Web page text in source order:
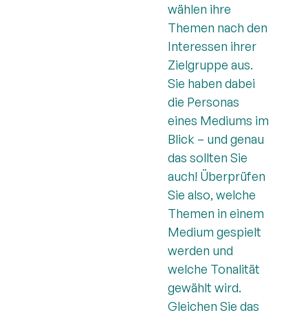
wählen ihre
Themen nach den
Interessen ihrer
Zielgruppe aus.
Sie haben dabei
die Personas
eines Mediums im
Blick – und genau
das sollten Sie
auch! Überprüfen
Sie also, welche
Themen in einem
Medium gespielt
werden und
welche Tonalität
gewählt wird.
Gleichen Sie das